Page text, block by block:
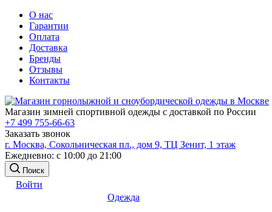
О нас
Гарантии
Оплата
Доставка
Бренды
Отзывы
Контакты
Магазин зимней спортивной одежды с доставкой по России
+7 499 755-66-63
Заказать звонок
г. Москва, Сокольническая пл., дом 9, ТЦ Зенит, 1 этаж
Ежедневно: с 10:00 до 21:00
Поиск
Войти
Одежда